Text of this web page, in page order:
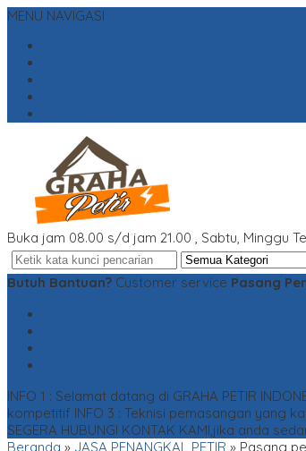
MENU NAVIGASI
Buka jam 08.00 s/d jam 21.00 , Sabtu, Minggu
Butuh Bantuan? Customer service Pasang
INFO 1 : Selamat datang di GRAHA PETIR
kompetitif INFO 3 : Teknisi pemasangan yang
SEGERA HUBUNGI KONTAK KAMI,jika anda
Beranda » JASA PENANGKAL PETIR » Pasang